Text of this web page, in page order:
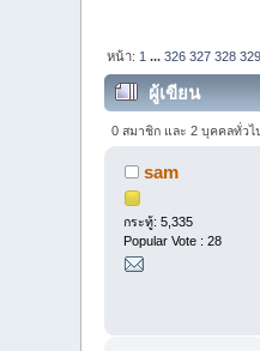
หน้า: 1 ...326 327 328 329
ผู้เขียน
0 สมาชิก และ 2 บุคคลทั่วไ
sam
กระทู้: 5,335
Popular Vote : 28